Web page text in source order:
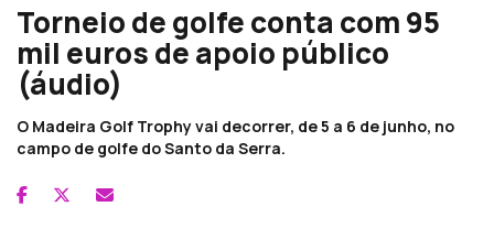
Torneio de golfe conta com 95
mil euros de apoio público
(áudio)
O Madeira Golf Trophy vai decorrer, de 5 a 6 de junho, no
campo de golfe do Santo da Serra.